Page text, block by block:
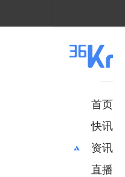
首页
快讯
资讯
推荐
直播